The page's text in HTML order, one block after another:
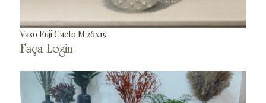
Vaso Fuji Cacto M 26x15
Faça Login